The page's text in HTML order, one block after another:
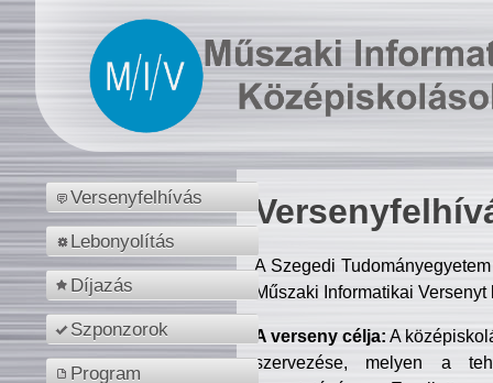
Versenyfelhívás
Lebonyolítás
Díjazás
Szponzorok
Program
A Szegedi
Műszaki Informatikai
A verseny célja: A
szervezése, melyen a